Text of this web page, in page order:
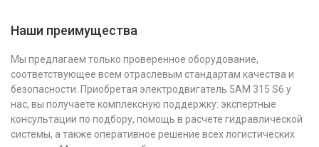
Наши преимущества
Мы предлагаем только проверенное оборудование,
соответствующее всем отраслевым стандартам качества и
безопасности. Приобретая электродвигатель 5АМ 315 S6 у
нас, вы получаете комплексную поддержку: экспертные
консультации по подбору, помощь в расчете гидравлической
системы, а также оперативное решение всех логистических